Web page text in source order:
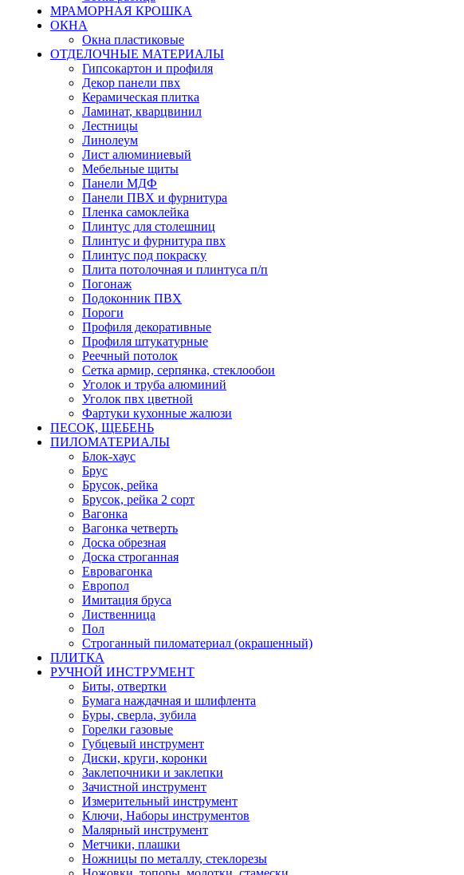
МРАМОРНАЯ КРОШКА
ОКНА
Окна пластиковые
ОТДЕЛОЧНЫЕ МАТЕРИАЛЫ
Гипсокартон и профиля
Декор панели пвх
Керамическая плитка
Ламинат, кварцвинил
Лестницы
Линолеум
Лист алюминиевый
Мебельные щиты
Панели МДФ
Панели ПВХ и фурнитура
Пленка самоклейка
Плинтус для столешниц
Плинтус и фурнитура пвх
Плинтус под покраску
Плита потолочная и плинтуса п/п
Погонаж
Подоконник ПВХ
Пороги
Профиля декоративные
Профиля штукатурные
Реечный потолок
Сетка армир, серпянка, стеклообои
Уголок и труба алюминий
Уголок пвх цветной
Фартуки кухонные жалюзи
ПЕСОК, ЩЕБЕНЬ
ПИЛОМАТЕРИАЛЫ
Блок-хаус
Брус
Брусок, рейка
Брусок, рейка 2 сорт
Вагонка
Вагонка четверть
Доска обрезная
Доска строганная
Евровагонка
Европол
Имитация бруса
Лиственница
Пол
Строганный пиломатериал (окрашенный)
ПЛИТКА
РУЧНОЙ ИНСТРУМЕНТ
Биты, отвертки
Бумага наждачная и шлифлента
Буры, сверла, зубила
Горелки газовые
Губцевый инструмент
Диски, круги, коронки
Заклепочники и заклепки
Зачистной инструмент
Измерительный инструмент
Ключи, Наборы инструментов
Малярный инструмент
Метчики, плашки
Ножницы по металлу, стеклорезы